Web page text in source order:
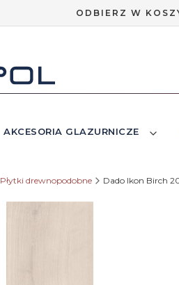
ODBIERZ W
AKCESORIA GLAZURNICZE
Płytki drewnopodobne Dado Ikon Birch